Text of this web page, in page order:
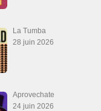
La Tumba
28 juin 2026
Aprovechate
24 juin 2026